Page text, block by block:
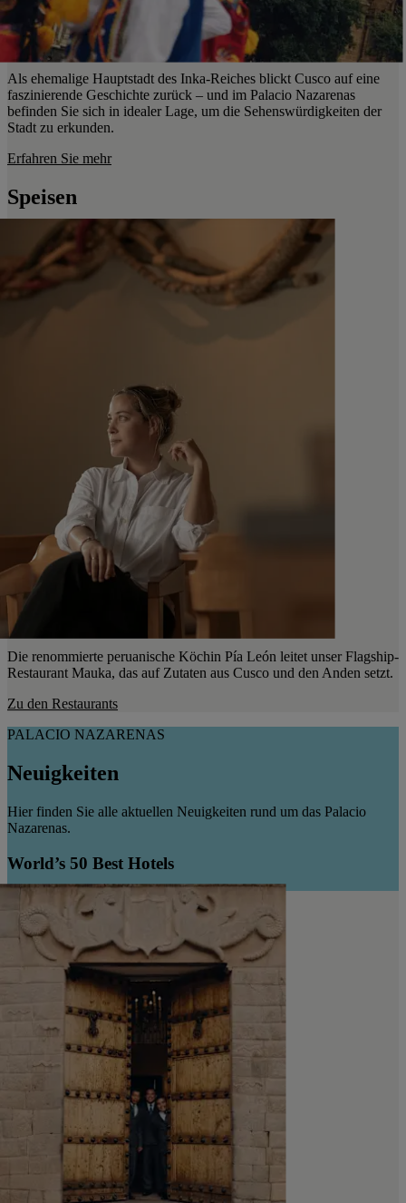
Als ehemalige Hauptstadt des Inka-Reiches blickt Cusco auf eine
faszinierende Geschichte zurück – und im Palacio Nazarenas
befinden Sie sich in idealer Lage, um die Sehenswürdigkeiten der
Stadt zu erkunden.
Erfahren Sie mehr
Speisen
Die renommierte peruanische Köchin Pía León leitet unser Flagship-
Restaurant Mauka, das auf Zutaten aus Cusco und den Anden setzt.
Zu den Restaurants
PALACIO NAZARENAS
Neuigkeiten
Hier finden Sie alle aktuellen Neuigkeiten rund um das Palacio
Nazarenas.
World’s 50 Best Hotels